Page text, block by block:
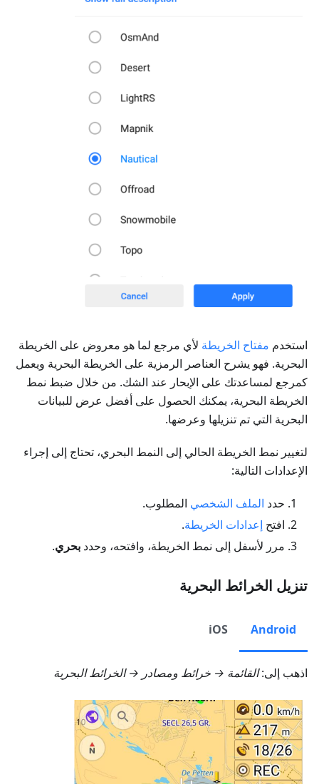
استخدم مفتاح الخريطة لأي مرجع لما هو معروض على الخريطة
البحرية. فهو يشرح العناصر الرمزية على الخريطة البحرية ويعمل
كمرجع لمساعدتك على الإبحار عند الشك. من خلال ضبط نمط
الخريطة البحرية، يمكنك الحصول على أفضل عرض للبيانات
البحرية التي تم تنزيلها وعرضها.
لتغيير نمط الخريطة الحالي إلى النمط البحري، تحتاج إلى إجراء
الإعدادات التالية:
حدد الملف الشخصي المطلوب.
افتح إعدادات الخريطة.
مرر لأسفل إلى نمط الخريطة، وافتحه، وحدد بحري.
تنزيل الخرائط البحرية
Android
iOS
اذهب إلى:القائمة → خرائط ومصادر → الخرائط البحرية